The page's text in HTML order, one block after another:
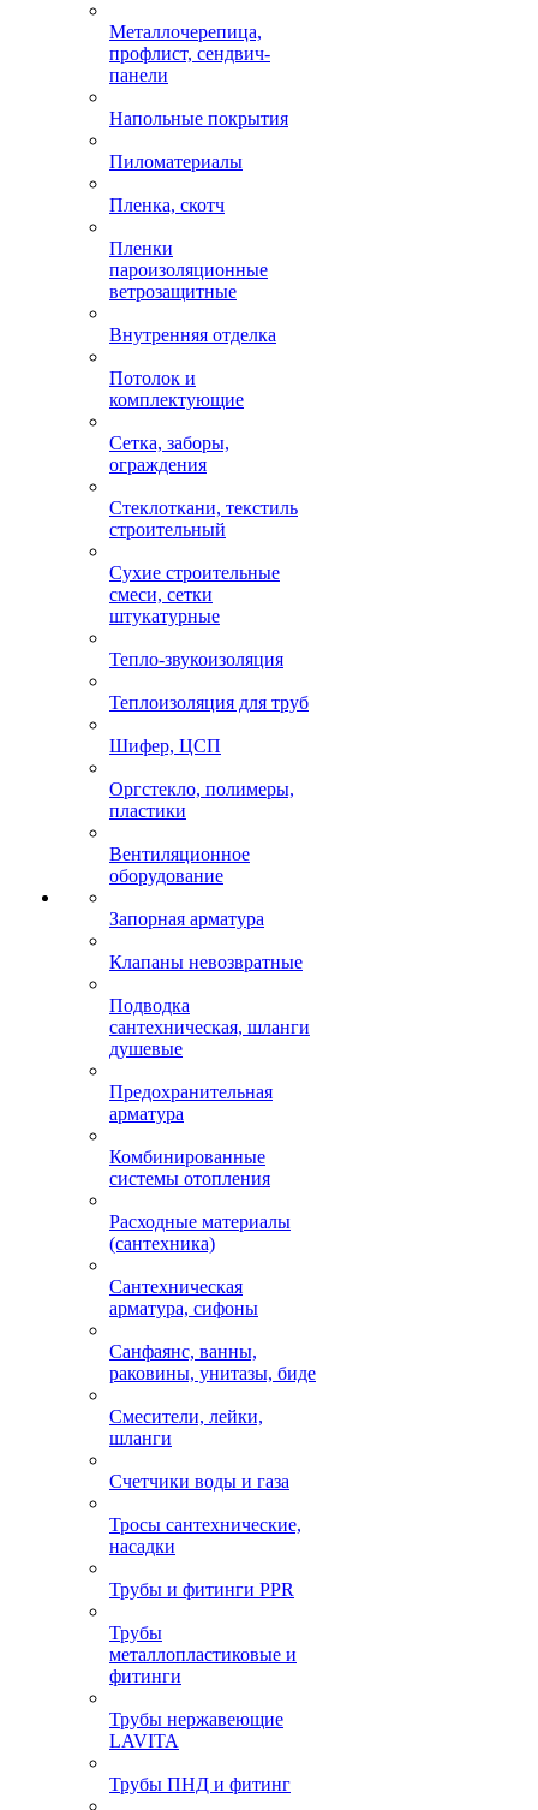
Металлочерепица,
профлист, сендвич-
панели
Напольные покрытия
Пиломатериалы
Пленка, скотч
Пленки
пароизоляционные
ветрозащитные
Внутренняя отделка
Потолок и
комплектующие
Сетка, заборы,
ограждения
Стеклоткани, текстиль
строительный
Сухие строительные
смеси, сетки
штукатурные
Тепло-звукоизоляция
Теплоизоляция для труб
Шифер, ЦСП
Оргстекло, полимеры,
пластики
Вентиляционное
оборудование
Запорная арматура
Клапаны невозвратные
Подводка
сантехническая, шланги
душевые
Предохранительная
арматура
Комбинированные
системы отопления
Расходные материалы
(сантехника)
Сантехническая
арматура, сифоны
Санфаянс, ванны,
раковины, унитазы, биде
Смесители, лейки,
шланги
Счетчики воды и газа
Тросы сантехнические,
насадки
Трубы и фитинги PPR
Трубы
металлопластиковые и
фитинги
Трубы нержавеющие
LAVITA
Трубы ПНД и фитинг